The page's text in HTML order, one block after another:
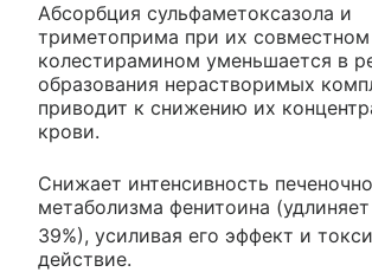
Абсорбция сульфаметоксазола и
триметоприма при их
колестирамином уменьшается в
образования нерастворимых
приводит к снижению их
крови.
Снижает интенсивность
метаболизма фенитоина
39%), усиливая его эффект и
действие.